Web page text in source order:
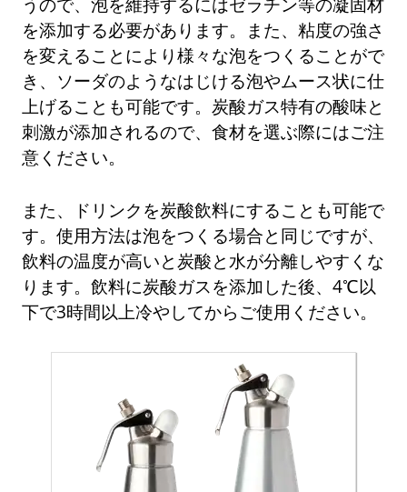
を添加する必要があります。また、粘度の強さ
を変えることにより様々な泡をつくることがで
き、ソーダのようなはじける泡やムース状に仕
上げることも可能です。炭酸ガス特有の酸味と
刺激が添加されるので、食材を選ぶ際にはご注
意ください。
また、ドリンクを炭酸飲料にすることも可能で
す。使用方法は泡をつくる場合と同じですが、
飲料の温度が高いと炭酸と水が分離しやすくな
ります。飲料に炭酸ガスを添加した後、4℃以
下で3時間以上冷やしてからご使用ください。